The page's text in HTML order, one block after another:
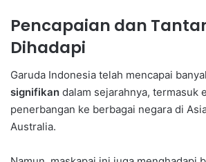
Pencapaian dan
Dihadapi
Garuda Indonesia telah mencapai
signifikan dalam sejarahnya, termasuk
penerbangan ke berbagai negara di
Australia.